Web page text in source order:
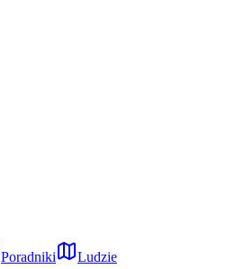
Poradniki
Ludzie